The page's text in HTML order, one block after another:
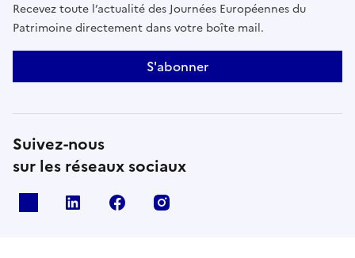
Recevez toute l’actualité des Journées Européennes du
Patrimoine directement dans votre boîte mail.
S'abonner
Suivez-nous
sur les réseaux sociaux
Linkedin Facebook